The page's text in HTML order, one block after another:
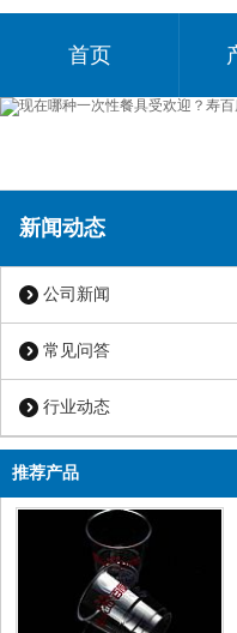
首页
新闻动态
公司新闻
常见问答
行业动态
推荐产品